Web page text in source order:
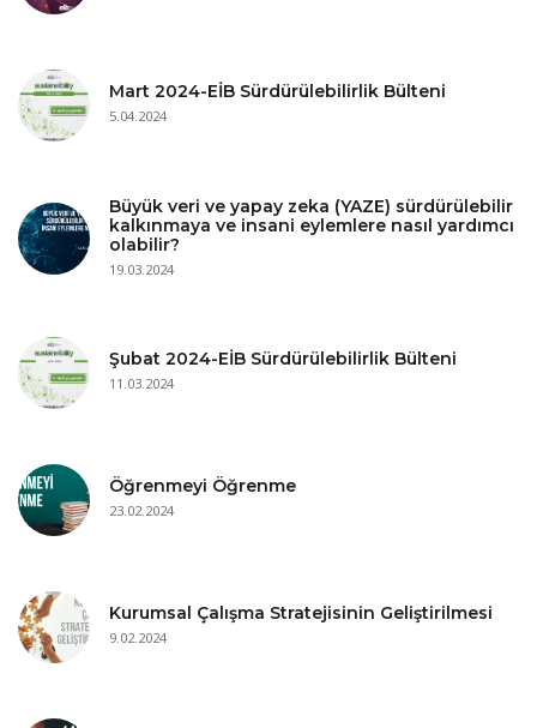
Mart 2024-EİB Sürdürülebilirlik Bülteni
5.04.2024
Büyük veri ve yapay zeka (YAZE) sürdürülebilir
kalkınmaya ve insani eylemlere nasıl yardımcı
olabilir?
19.03.2024
Şubat 2024-EİB Sürdürülebilirlik Bülteni
11.03.2024
Öğrenmeyi Öğrenme
23.02.2024
Kurumsal Çalışma Stratejisinin Geliştirilmesi
9.02.2024